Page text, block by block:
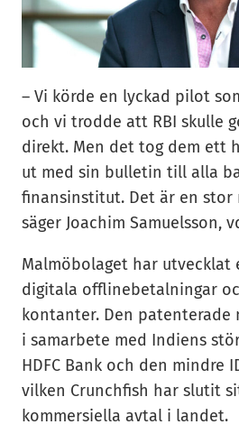
– Vi körde en lyckad pilot
och vi trodde att RBI skulle
direkt. Men det tog dem ett
ut med sin bulletin till alla
finansinstitut. Det är en stor
säger Joachim Samuelsson,
Malmöbolaget har utvecklat
digitala offlinebetalningar
kontanter. Den patenterade
i samarbete med Indiens
HDFC Bank och den mindre
vilken Crunchfish har slutit
kommersiella avtal i landet.